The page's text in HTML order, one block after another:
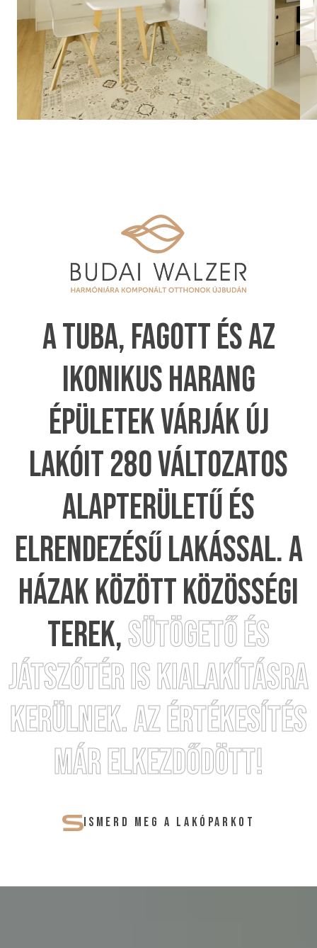
A TUBA, FAGOTT ÉS AZ
IKONIKUS HARANG
ÉPÜLETEK VÁRJÁK ÚJ
LAKÓIT 280 VÁLTOZATOS
ALAPTERÜLETŰ ÉS
ELRENDEZÉSŰ LAKÁSSAL. A
HÁZAK KÖZÖTT KÖZÖSSÉGI
TEREK,SÜTÖGETŐ ÉS
JÁTSZÓTÉR IS KIALAKÍTÁSRA
KERÜLNEK. AZ ÉRTÉKESÍTÉS
MÁR ELKEZDŐDÖTT!
ISMERD MEG A LAKÓPARKOT